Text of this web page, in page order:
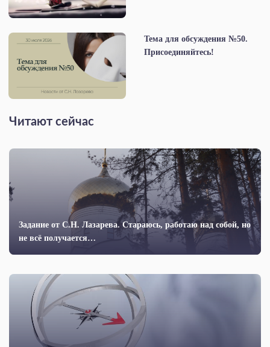
Тема для обсуждения №50.
Присоединяйтесь!
Читают сейчас
Задание от С.Н. Лазарева. Стараюсь, работаю над собой, но
не всё получается…